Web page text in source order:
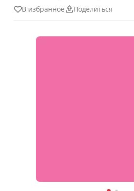
В избранное Поделиться